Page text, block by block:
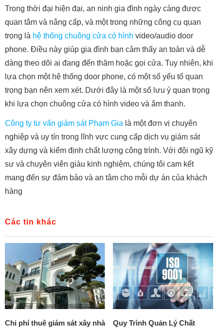
Trong thời đại hiện đại, an ninh gia đình ngày càng được
quan tâm và nâng cấp, và một trong những công cụ quan
trọng là hệ thống chuông cửa có hình video/audio door
phone. Điều này giúp gia đình bạn cảm thấy an toàn và dễ
dàng theo dõi ai đang đến thăm hoặc gọi cửa. Tuy nhiên, khi
lựa chọn một hệ thống door phone, có một số yếu tố quan
trọng bạn nên xem xét. Dưới đây là một số lưu ý quan trọng
khi lựa chọn chuông cửa có hình video và âm thanh.
Công ty tư vấn giám sát Phạm Gia là một đơn vị chuyên
nghiệp và uy tín trong lĩnh vực cung cấp dịch vụ giám sát
xây dựng và kiểm định chất lượng công trình. Với đội ngũ kỹ
sư và chuyên viên giàu kinh nghiệm, chúng tôi cam kết
mang đến sự đảm bảo và an tâm cho mỗi dự án của khách
hàng
Các tin khác
Chi phí thuê giám sát xây nhà
Quy Trình Quản Lý Chất